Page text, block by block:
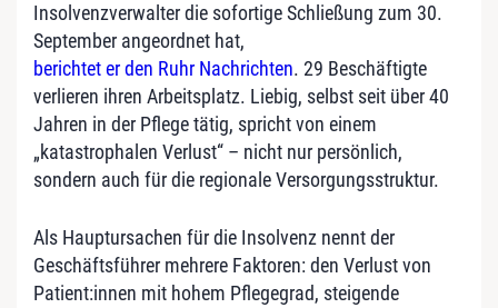
Insolvenzverwalter die sofortige Schließung zum 30.
September angeordnet hat,
berichtet er den Ruhr Nachrichten. 29 Beschäftigte
verlieren ihren Arbeitsplatz. Liebig, selbst seit über 40
Jahren in der Pflege tätig, spricht von einem
„katastrophalen Verlust“ – nicht nur persönlich,
sondern auch für die regionale Versorgungsstruktur.
Als Hauptursachen für die Insolvenz nennt der
Geschäftsführer mehrere Faktoren: den Verlust von
Patient:innen mit hohem Pflegegrad, steigende